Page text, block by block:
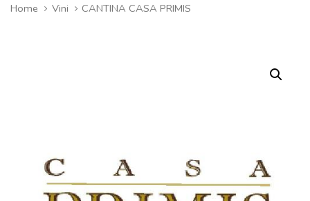
Home Vini CANTINA CASA PRIMIS